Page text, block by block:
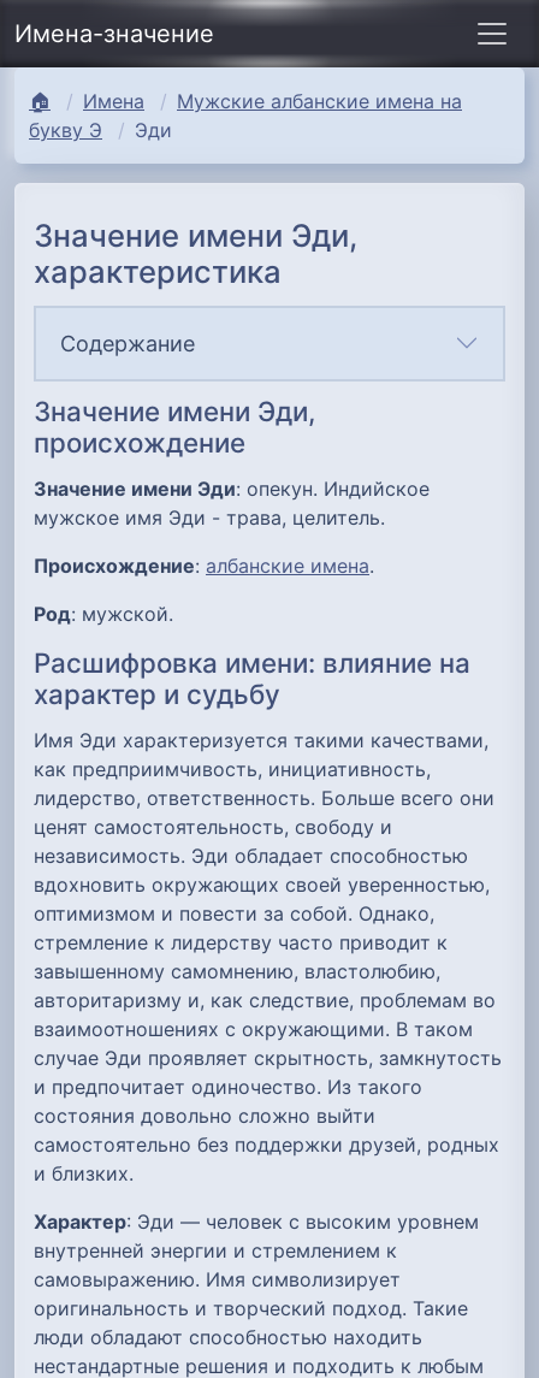
Имена-значение
🏠 Имена
Мужские албанские имена на
букву Э
Эди
Значение имени Эди,
характеристика
Содержание
Значение имени Эди,
происхождение
Значение имени Эди: опекун. Индийское
мужское имя Эди - трава, целитель.
Происхождение: албанские имена.
Род: мужской.
Расшифровка имени: влияние на
характер и судьбу
Имя Эди характеризуется такими качествами,
как предприимчивость, инициативность,
лидерство, ответственность. Больше всего они
ценят самостоятельность, свободу и
независимость. Эди обладает способностью
вдохновить окружающих своей уверенностью,
оптимизмом и повести за собой. Однако,
стремление к лидерству часто приводит к
завышенному самомнению, властолюбию,
авторитаризму и, как следствие, проблемам во
взаимоотношениях с окружающими. В таком
случае Эди проявляет скрытность, замкнутость
и предпочитает одиночество. Из такого
состояния довольно сложно выйти
самостоятельно без поддержки друзей, родных
и близких.
Характер: Эди — человек с высоким уровнем
внутренней энергии и стремлением к
самовыражению. Имя символизирует
оригинальность и творческий подход. Такие
люди обладают способностью находить
нестандартные решения и подходить к любым